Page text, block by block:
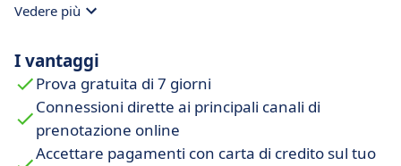
Vedere più
I vantaggi
Prova gratuita di 7 giorni
Connessioni dirette ai principali canali di
prenotazione online
Accettare pagamenti con carta di credito sul tuo